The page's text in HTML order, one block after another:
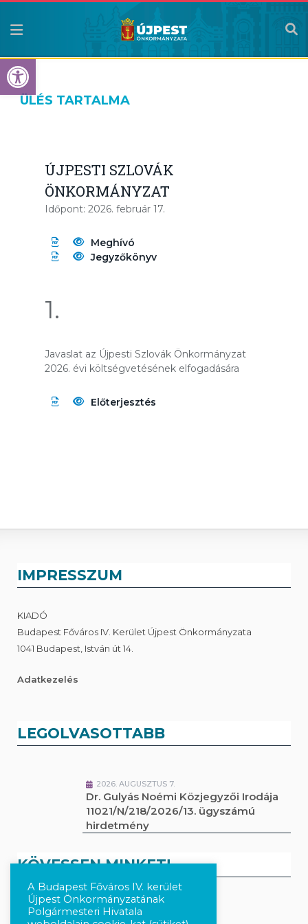
Eszköztár megnyitása
ÜLÉS TARTALMA
ÚJPESTI SZLOVÁK
ÖNKORMÁNYZAT
Időpont: 2026. február 17.
Meghívó
Jegyzőkönyv
1.
Javaslat az Újpesti Szlovák Önkormányzat
2026. évi költségvetésének elfogadására
Előterjesztés
IMPRESSZUM
KIADÓ
Budapest Főváros IV. Kerület Újpest Önkormányzata
1041 Budapest, István út 14.
Adatkezelés
LEGOLVASOTTABB
2026. AUGUSZTUS 7.
Dr. Gulyás Noémi Közjegyzői Irodája
11021/N/218/2026/13. ügyszámú
hirdetmény
KÖVESSEN MINKET!
Kövesse a híreket Facebook-on
A Budapest Főváros IV. kerület
Újpest Önkormányzatának
Polgármesteri Hivatala